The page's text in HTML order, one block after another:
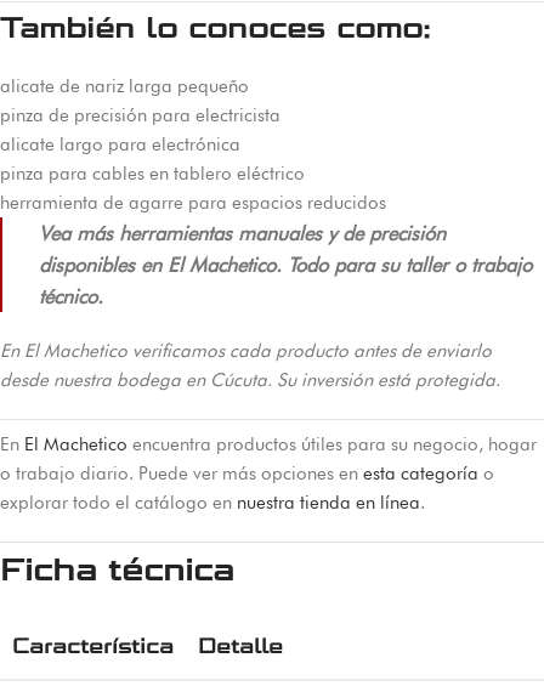
También lo conoces como:
alicate de nariz larga pequeño
pinza de precisión para electricista
alicate largo para electrónica
pinza para cables en tablero eléctrico
herramienta de agarre para espacios reducidos
Vea más herramientas manuales y de precisión
disponibles en El Machetico. Todo para su taller o trabajo
técnico.
En El Machetico verificamos cada producto antes de enviarlo
desde nuestra bodega en Cúcuta. Su inversión está protegida.
En El Machetico encuentra productos útiles para su negocio, hogar
o trabajo diario. Puede ver más opciones en esta categoría o
explorar todo el catálogo en nuestra tienda en línea.
Ficha técnica
Característica Detalle